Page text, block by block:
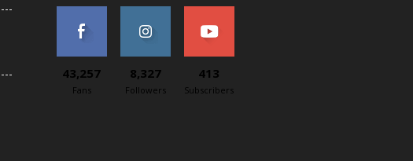
43,257
Fans
8,327
Followers
413
Subscribers